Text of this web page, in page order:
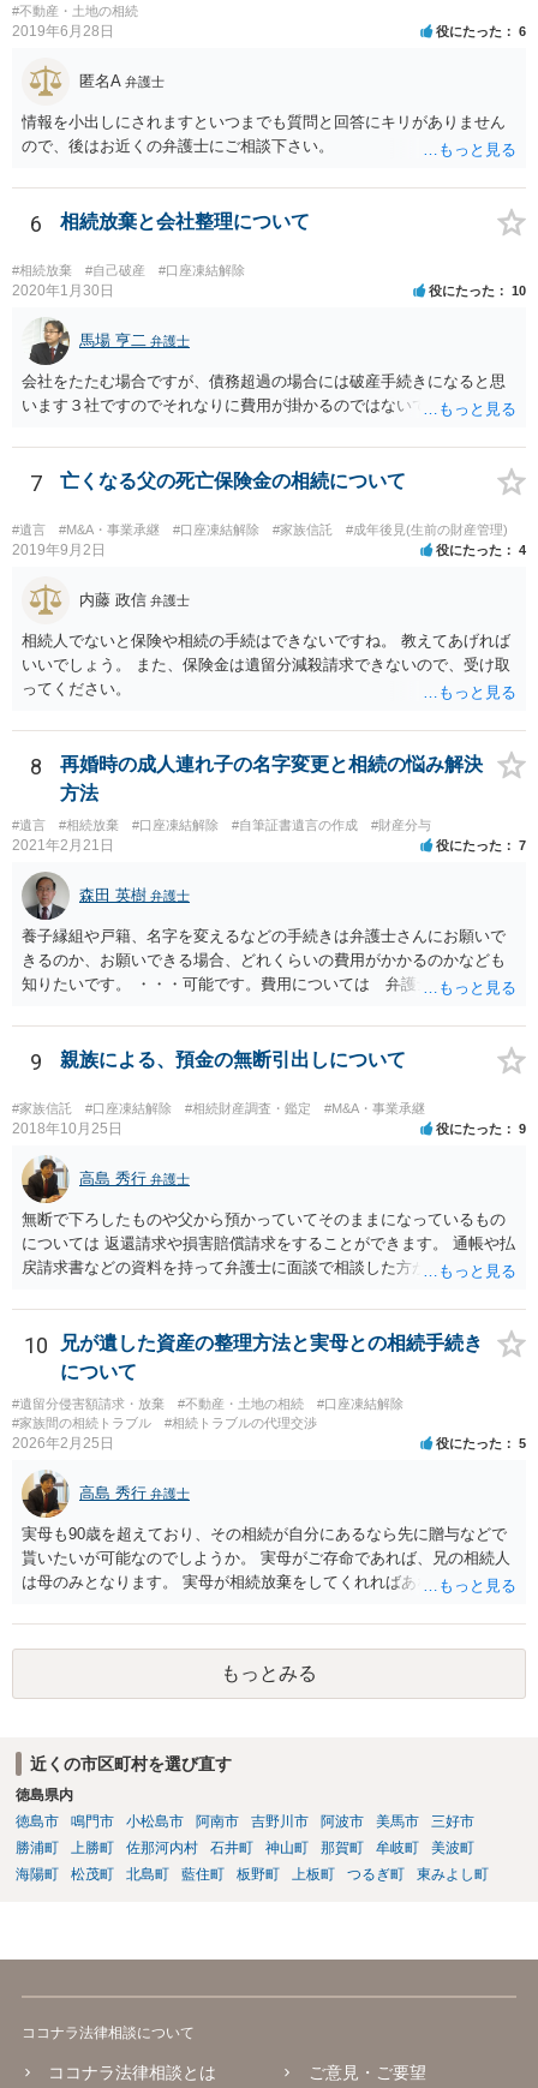
とも十分考えられるかと存じます。また、ご記載いただいた事実関係
を拝見するかぎり、再婚相手のかたは既に相続放棄をされている可能
#不動産・土地の相続
2019年6月28日 役にたった 6
匿名A 弁護士
情報を小出しにされますといつまでも質問と回答にキリがありません
ので、後はお近くの弁護士にご相談下さい。
6 相続放棄と会社整理について
#相続放棄 #自己破産 #口座凍結解除
2020年1月30日 役にたった 10
馬場 亨二 弁護士
会社をたたむ場合ですが、債務超過の場合には破産手続きになると思
います３社ですのでそれなりに費用が掛かるのではないでしょうか。
7 亡くなる父の死亡保険金の相続について
#遺言 #M&A・事業承継 #口座凍結解除 #家族信託 #成年後見(生前の財産管理)
2019年9月2日 役にたった 4
内藤 政信 弁護士
相続人でないと保険や相続の手続はできないですね。 教えてあげれば
いいでしょう。 また、保険金は遺留分減殺請求できないので、受け取
ってください。
8
再婚時の成人連れ子の名字変更と相続の悩み解決
方法
#遺言 #相続放棄 #口座凍結解除 #自筆証書遺言の作成 #財産分与
2021年2月21日 役にたった 7
森田 英樹 弁護士
養子縁組や戸籍、名字を変えるなどの手続きは弁護士さんにお願いで
きるのか、お願いできる場合、どれくらいの費用がかかるのかなども
知りたいです。 ・・・可能です。費用については 弁護士と直接面談
ています。 やはり、成人した子のことまでごちゃごちゃ考えず、自分
の事だけ考えるべきなのでしょうか ・・・お子さんの事をまで含め良
い解決案があればお悩みになるのは当然と言えば当然のことです。 彼
と親子関係を結びたいと思っているが、名字は変えたくない・・・養
子縁組の必要があり 氏も変更することになります。 しかし 彼は成人
しているとは言え、自分の子と私の連れ子、全て平等にしたいと希
望。もちろん私もそうできればと思います。 ・・・婚姻前の契約 あ
るいは 遺言書などで その意思を実現する方法はあります。 弁護
士に相談してみてください。
9 親族による、預金の無断引出しについて
#家族信託 #口座凍結解除 #相続財産調査・鑑定 #M&A・事業承継
2018年10月25日 役にたった 9
高島 秀行 弁護士
無断で下ろしたものや父から預かっていてそのままになっているもの
については 返還請求や損害賠償請求をすることができます。 通帳や払
戻請求書などの資料を持って弁護士に面談で相談した方がよいと思い
10
兄が遺した資産の整理方法と実母との相続手続き
について
#遺留分侵害額請求・放棄 #不動産・土地の相続
#口座凍結解除
#家族間の相続トラブル
#相続トラブルの代理交渉
2026年2月25日 役にたった 5
高島 秀行 弁護士
実母も90歳を超えており、その相続が自分にあるなら先に贈与などで
貰いたいが可能なのでしようか。 実母がご存命であれば、兄の相続人
は母のみとなります。 実母が相続放棄をしてくれればあなた方兄弟及
ないと思います。
もっとみる
近くの市区町村を選び直す
徳島県内
徳島市
鳴門市 小松島市 阿南市 吉野川市 阿波市 美馬市
三好市
勝浦町
上勝町 佐那河内村 石井町 神山町 那賀町 牟岐町
美波町
海陽町
松茂町 北島町 藍住町 板野町 上板町 つるぎ町 東みよし町
ココナラ法律相談について
ココナラ法律相談とは ご意見・ご要望